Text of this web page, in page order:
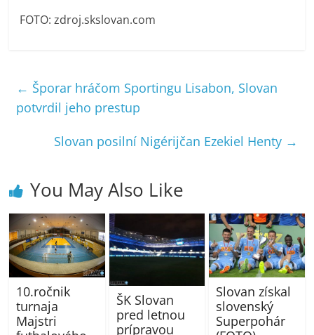
FOTO: zdroj.skslovan.com
← Šporar hráčom Sportingu Lisabon, Slovan
potvrdil jeho prestup
Slovan posilní Nigérijčan Ezekiel Henty →
You May Also Like
10.ročnik
turnaja
Majstri
ŠK Slovan
pred letnou
prípravou
Slovan získal
slovenský
Superpohár